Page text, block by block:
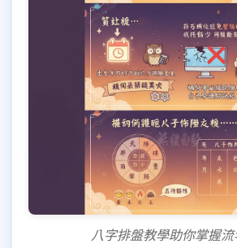
八字排盤教學助你掌握